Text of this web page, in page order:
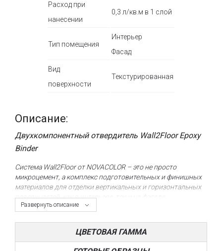
Расход при
нанесении
0,3 л/кв.м в 1 слой
Тип помещения
Интерьер
Фасад
Вид
поверхности
Текстурированная
Развернуть описание
Описание:
Двухкомпонентный отвердитель Wall2Floor Epoxy
Binder
Система Wall2Floor от NOVACOLOR – это не просто
микроцемент, а комплекс подготовительных и финишных
материалов для отделки вертикальных и горизонтальных
поверхностей, как в интерьере, так и на фасаде,
обеспечивая при этом должный уровень
конкретном случае.
Микроцемент Wall2Floor может использоваться не только
ЦВЕТОВАЯ ГАММА